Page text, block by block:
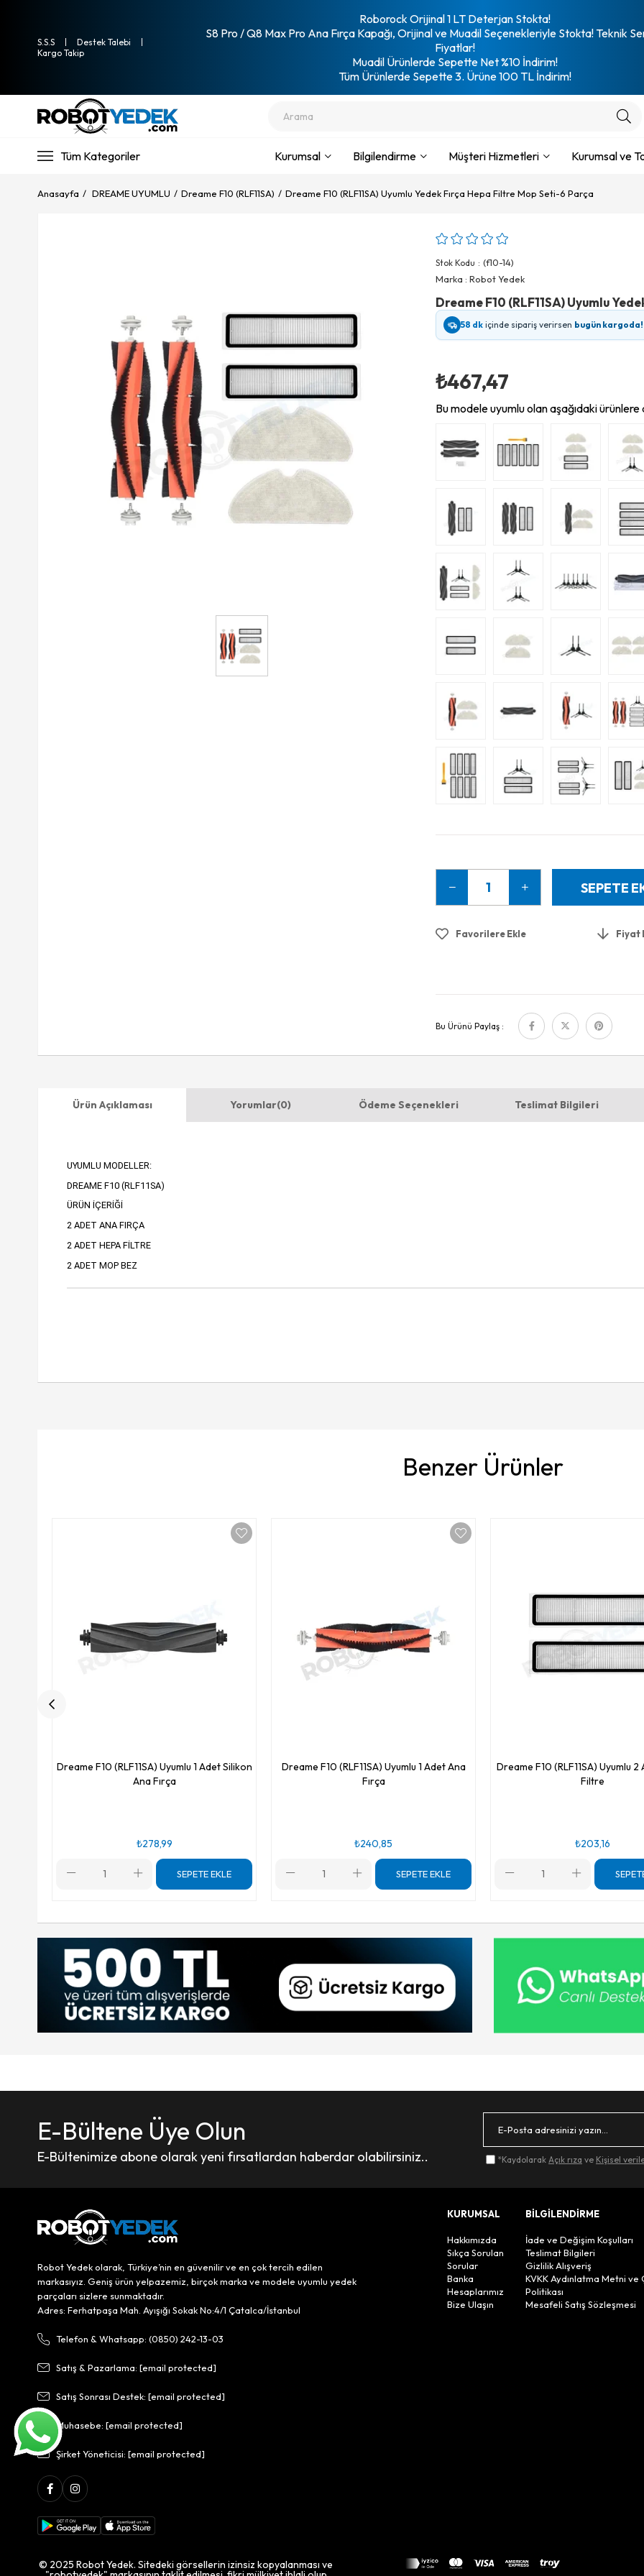
S.S.S
Destek Talebi
Kargo Takip
Roborock Orijinal 1 LT Deterjan Stokta!
S8 Pro / Q8 Max Pro Ana Fırça Kapağı, Orijinal ve Muadil Seçenekleriyle Stokta! Teknik
Fiyatlar!
Muadil Ürünlerde Sepette Net %10 İndirim!
Tüm Ürünlerde Sepette 3. Ürüne 100 TL İndirim!
Tüm Kategoriler Kurumsal Bilgilendirme Müşteri Hizmetleri Kurumsal ve
Anasayfa DREAME UYUMLU Dreame F10 (RLF11SA) Dreame F10 (RLF11SA) Uyumlu Yedek Fırça Hepa Filtre Mop Seti-6 Parça
Stok Kodu
(f10-14)
Marka : Robot Yedek
Dreame F10 (RLF11SA) Uyumlu
58 dk içinde sipariş verirsen bugün kargoda!
₺467,47
Bu modele uyumlu olan aşağıdaki
Favorilere Ekle Fiyat
Bu Ürünü Paylaş :
Ürün Açıklaması Yorumlar(0) Ödeme Seçenekleri Teslimat Bilgileri
UYUMLU MODELLER:
DREAME F10 (RLF11SA)
ÜRÜN İÇERİĞİ
2 ADET ANA FIRÇA
2 ADET HEPA FİLTRE
2 ADET MOP BEZ
Benzer Ürünler
Dreame F10 (RLF11SA) Uyumlu 1 Adet Silikon
Ana Fırça
₺278,99
SEPETE EKLE
Dreame F10 (RLF11SA) Uyumlu 1 Adet Ana
Fırça
₺240,85
SEPETE EKLE
Dreame F10 (RLF11SA) Uyumlu
Filtre
₺203,16
E-Bültene Üye Olun
E-Bültenimize abone olarak yeni fırsatlardan haberdar olabilirsiniz.. *Kaydolarak Açık rıza ve Kişisel
Robot Yedek olarak, Türkiye’nin en güvenilir ve en çok tercih edilen
markasıyız. Geniş ürün yelpazemiz, birçok marka ve modele uyumlu yedek
parçaları sizlere sunmaktadır.
Adres: Ferhatpaşa Mah. Ayışığı Sokak No:4/1 Çatalca/İstanbul
Telefon & Whatsapp: (0850) 242-13-03
Satış & Pazarlama: [email protected]
Satış Sonrası Destek: [email protected]
Muhasebe: [email protected]
Şirket Yöneticisi: [email protected]
KURUMSAL
Hakkımızda
Sıkça Sorulan
Sorular
Banka
Hesaplarımız
Bize Ulaşın
BİLGİLENDİRME
İade ve Değişim Koşulları
Teslimat Bilgileri
Gizlilik Alışveriş
KVKK Aydınlatma Metni ve
Politikası
Mesafeli Satış Sözleşmesi
© 2025 Robot Yedek. Sitedeki görsellerin izinsiz kopyalanması ve